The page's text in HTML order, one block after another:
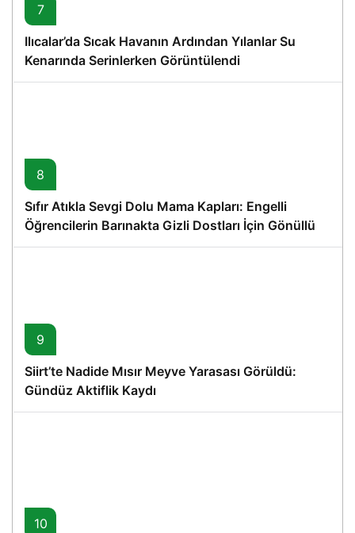
7
Ilıcalar’da Sıcak Havanın Ardından Yılanlar Su
Kenarında Serinlerken Görüntülendi
8
Sıfır Atıkla Sevgi Dolu Mama Kapları: Engelli
Öğrencilerin Barınakta Gizli Dostları İçin Gönüllü
Proje
9
Siirt’te Nadide Mısır Meyve Yarasası Görüldü:
Gündüz Aktiflik Kaydı
10